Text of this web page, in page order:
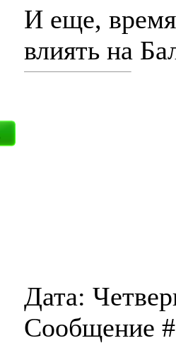
И еще,
влиять на
Дата:
Сообщение